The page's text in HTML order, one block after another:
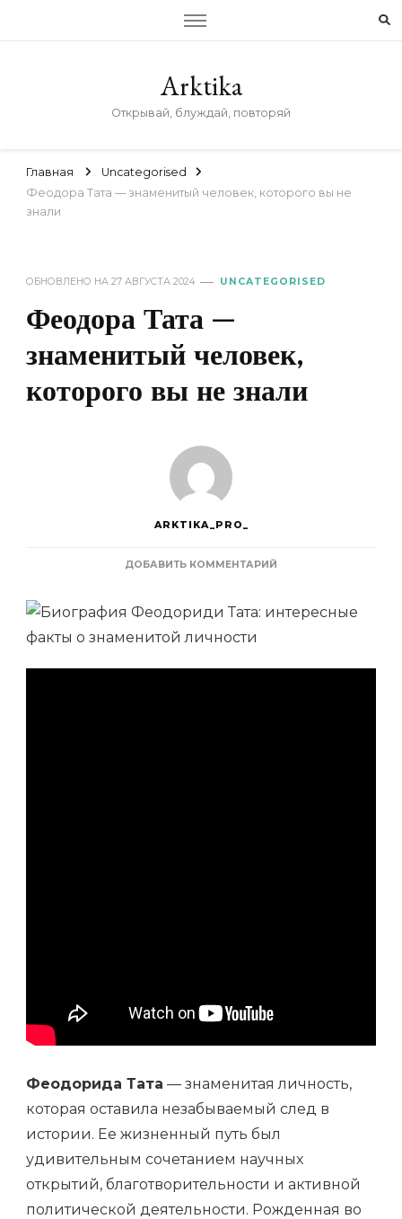
Arktika
Открывай, блуждай, повторяй
Главная
Uncategorised
Феодора Тата — знаменитый человек, которого вы не
знали
ОБНОВЛЕНО НА 27 АВГУСТА 2024 UNCATEGORISED
Феодора Тата —
знаменитый человек,
которого вы не знали
ARKTIKA_PRO_
ДОБАВИТЬ КОММЕНТАРИЙ
ТАТА
Феодорида Тата — знаменитая личность,
которая оставила незабываемый след в
истории. Ее жизненный путь был
удивительным сочетанием научных
открытий, благотворительности и активной
политической деятельности. Рожденная во